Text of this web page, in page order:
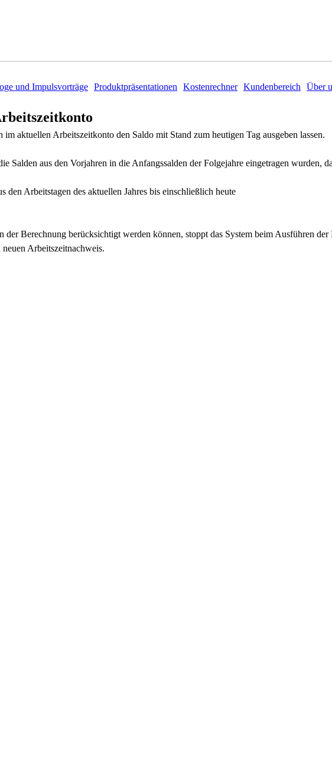
und Impulsvorträge Produktpräsentationen Kostenrechner Kundenbereich Über
im aktuellen Arbeitszeitkonto den Saldo mit Stand zum heutigen Tag ausgeben lassen.
Salden aus den Vorjahren in die Anfangssalden der Folgejahre eingetragen wurden,
den Arbeitstagen des aktuellen Jahres bis einschließlich heute
Berechnung berücksichtigt werden können, stoppt das System beim Ausführen
Arbeitszeitnachweis.